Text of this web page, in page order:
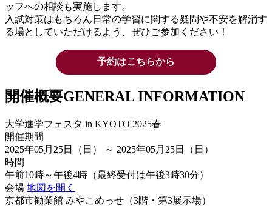
ッフへの相談も実施します。
入試対策はもちろん日常の学習に関する疑問や不安を解消す
る場としていただけるよう、ぜひご参加ください！
予約はこちらから
開催概要GENERAL INFORMATION
大学進学フェスタ in KYOTO 2025春
開催期間
2025年05月25日（日） ～ 2025年05月25日（日）
時間
午前10時～午後4時（最終受付は午後3時30分）
会場 地図を開く
京都市勧業館 みやこめっせ（3階・第3展示場）